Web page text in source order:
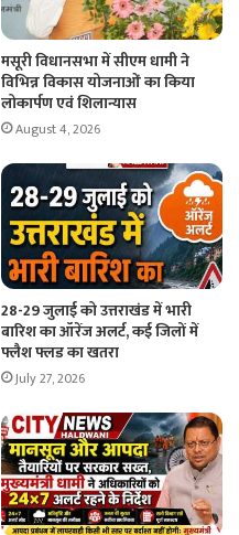
मसूरी विधानसभा में सीएम धामी ने
विभिन्न विकास योजनाओं का किया
लोकार्पण एवं शिलान्यास
August 4, 2026
28-29 जुलाई को उत्तराखंड में भारी
बारिश का ऑरेंज अलर्ट, कई जिलों में
फ्लैश फ्लड का खतरा
July 27, 2026